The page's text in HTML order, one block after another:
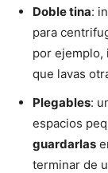
Doble tina:
para
por ejemplo,
que lavas
Plegables:
espacios
guardarlas
terminar de